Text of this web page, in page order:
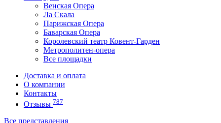
Венская Опера
Ла Скала
Парижская Опера
Баварская Опера
Королевский театр Ковент-Гарден
Метрополитен-опера
Все площадки
Доставка и оплата
О компании
Контакты
Отзывы 787
Все представления